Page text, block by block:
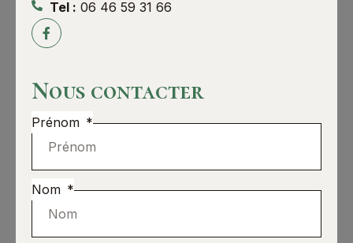
Tel : 06 46 59 31 66
Nous contacter
Prénom
Nom